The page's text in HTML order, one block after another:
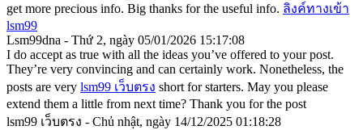
get more precious info. Big thanks for the useful info. ลิงค์ทางเข้า
lsm99
Lsm99dna - Thứ 2, ngày 05/01/2026 15:17:08
I do accept as true with all the ideas you’ve offered to your post.
They’re very convincing and can certainly work. Nonetheless, the
posts are very lsm99 เว็บตรง short for starters. May you please
extend them a little from next time? Thank you for the post
lsm99 เว็บตรง - Chủ nhật, ngày 14/12/2025 01:18:28